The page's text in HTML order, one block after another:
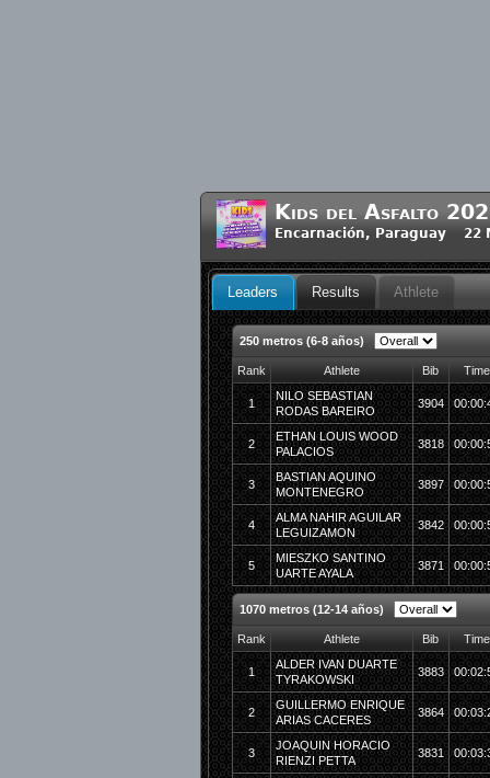
Kids del Asfalto
Encarnación, Paraguay 22
Leaders Results Athlete
250 metros (6-8 años)
Rank Athlete Bib Time
1
NILO SEBASTIAN
RODAS BAREIRO
3904
2
ETHAN LOUIS WOOD
PALACIOS
3818
3
BASTIAN AQUINO
MONTENEGRO
3897
4
ALMA NAHIR AGUILAR
LEGUIZAMON
3842
5
MIESZKO SANTINO
UARTE AYALA
3871
1070 metros (12-14 años)
Rank Athlete Bib Time
1
ALDER IVAN DUARTE
TYRAKOWSKI
3883
2
GUILLERMO ENRIQUE
ARIAS CACERES
3864
3
JOAQUIN HORACIO
RIENZI PETTA
3831